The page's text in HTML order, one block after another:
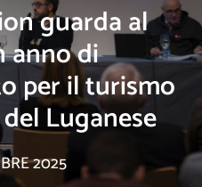
guarda al
anno di
per il turismo
Luganese
2025